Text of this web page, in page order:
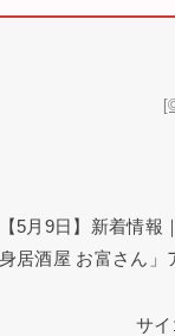
【5月9日】新着情
身居酒屋 お富さん」
サ